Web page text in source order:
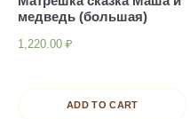
медведь (большая)
1,220.00 ₽
ADD TO CART